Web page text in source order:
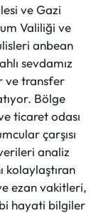
ve Gazi
Valiliği ve
anbean
sevdamız
ve transfer
Bölge
ticaret odası
çarşısı
analiz
kolaylaştıran
ezan vakitleri,
hayati bilgiler